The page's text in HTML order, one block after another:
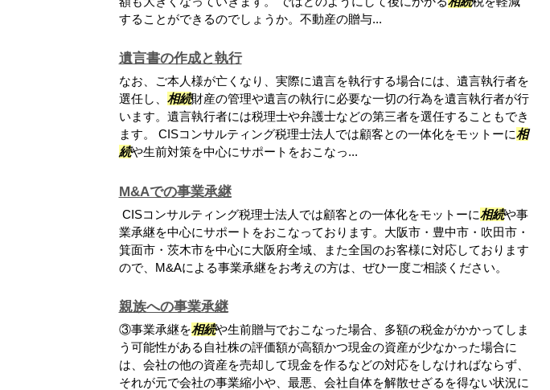
することができるのでしょうか。不動産の贈与...
遺言書の作成と執行
なお、ご本人様が亡くなり、実際に遺言を執行する場合には、遺言執行者を
選任し、 相続財産の管理や遺言の執行に必要な一切の行為を遺言執行者が行
います。遺言執行者には税理士や弁護士などの第三者を選任することもでき
ます。 CISコンサルティング税理士法人では顧客との一体化をモットーに相
続や生前対策を中心にサポートをおこなっ...
M&Aでの事業承継
CISコンサルティング税理士法人では顧客との一体化をモットーに相続や事
業承継を中心にサポートをおこなっております。大阪市・豊中市・吹田市・
箕面市・茨木市を中心に大阪府全域、また全国のお客様に対応しております
ので、M&Aによる事業承継をお考えの方は、ぜひ一度ご相談ください。
親族への事業承継
③事業承継を相続や生前贈与でおこなった場合、多額の税金がかかってしま
う可能性がある自社株の評価額が高額かつ現金の資産が少なかった場合に
は、会社の他の資産を売却して現金を作るなどの対応をしなければならず、
それが元で会社の事業縮小や、最悪、会社自体を解散せざるを得ない状況に